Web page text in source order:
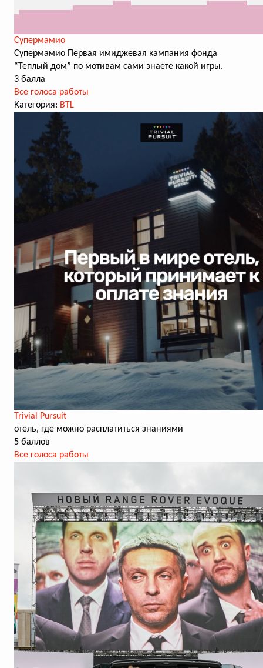
Супермамио
Супермамио Первая имиджевая кампания фонда
“Теплый дом” по мотивам сами знаете какой игры.
3 балла
Все голоса работы
Категория: BTL
Trivial Pursuit
отель, где можно расплатиться знаниями
5 баллов
Все голоса работы